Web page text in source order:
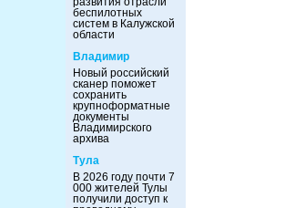
беспилотных
систем в Калужской
области
Владимир
Новый российский
сканер поможет
сохранить
крупноформатные
документы
Владимирского
архива
Тула
В 2026 году почти 7
000 жителей Тулы
получили доступ к